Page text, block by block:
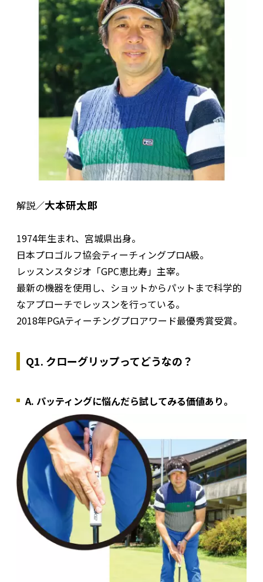
解説／大本研太郎
1974年生まれ、宮城県出身。
日本プロゴルフ協会ティーチィングプロA級。
レッスンスタジオ「GPC恵比寿」主宰。
最新の機器を使用し、ショットからパットまで科学的
なアプローチでレッスンを行っている。
2018年PGAティーチングプロアワード最優秀賞受賞。
Q1. クローグリップってどうなの？
A. パッティングに悩んだら試してみる価値あり。